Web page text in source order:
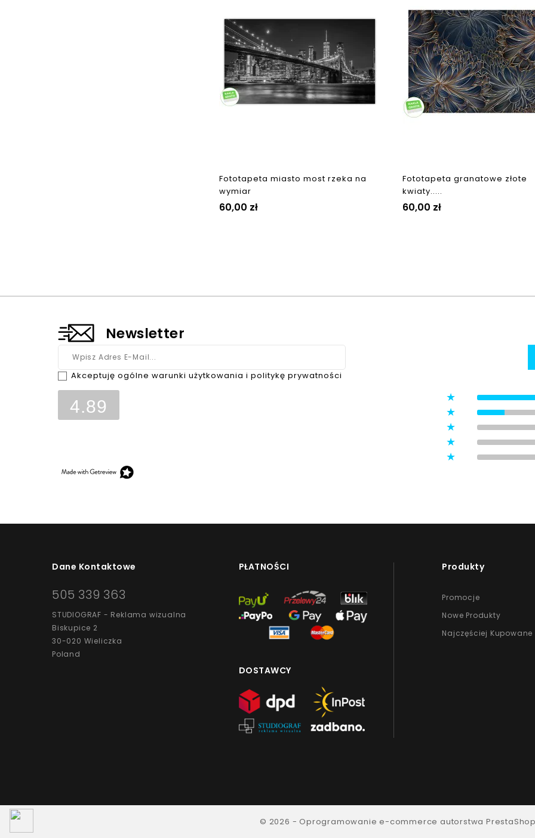
Fototapeta miasto most rzeka na
wymiar
Cena
60,00 zł
Fototapeta granatowe złote
kwiaty.....
Cena
60,00 zł
Newsletter
Akceptuję ogólne warunki użytkowania i politykę prywatności
4.89
Dane Kontaktowe
505 339 363
STUDIOGRAF - Reklama wizualna
Biskupice 2
30-020 Wieliczka
Poland
PŁATNOŚCI
DOSTAWCY
Produkty
Promocje
Nowe Produkty
Najczęściej Kupowane
© 2026 - Oprogramowanie e-commerce autorstwa